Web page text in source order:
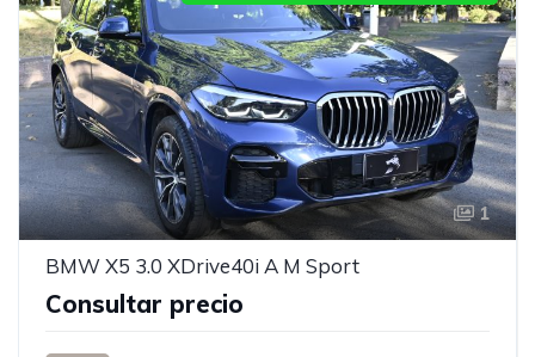
1
BMW X5 3.0 XDrive40i A M Sport
Consultar precio